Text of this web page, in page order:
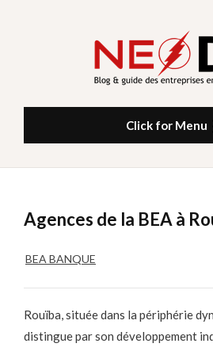
NEODZ
Click for Menu
Agences de la BEA à
BEA BANQUE
Rouïba, située dans la périphérie
distingue par son développement